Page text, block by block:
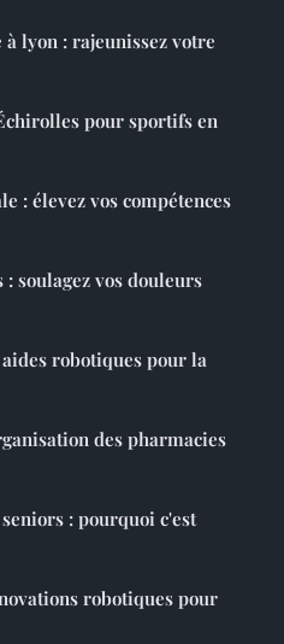
lyon : rajeunissez votre
pour sportifs en
: élevez vos compétences
soulagez vos douleurs
robotiques pour la
des pharmacies
: pourquoi c'est
robotiques pour